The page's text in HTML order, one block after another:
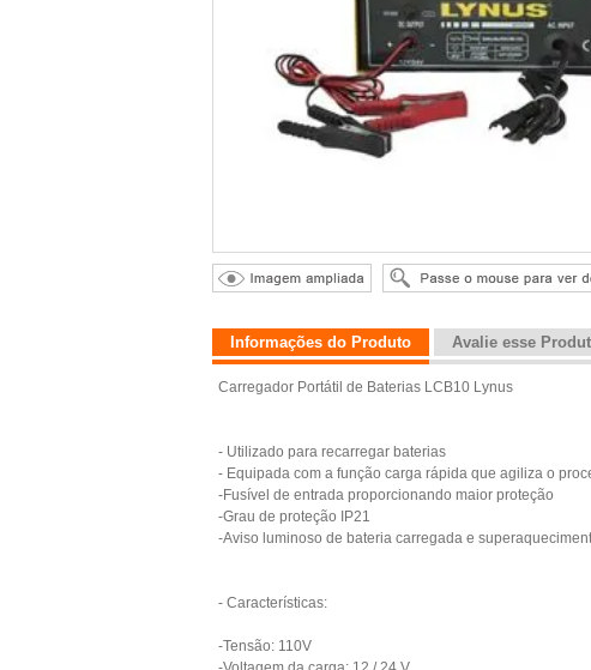
Informações do Produto Avalie esse
Carregador Portátil de Baterias LCB10 Lynus
- Utilizado para recarregar baterias
- Equipada com a função carga rápida que agiliza o
-Fusível de entrada proporcionando maior proteção
-Grau de proteção IP21
-Aviso luminoso de bateria carregada e
- Características:
-Tensão: 110V